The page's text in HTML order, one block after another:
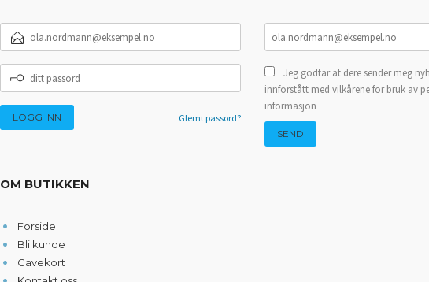
POSTADRESSE
PASSORD
Glemt passord?
OM BUTIKKEN
Forside
Bli kunde
Gavekort
Jeg godtar at dere sender meg
innforstått med vilkårene for bruk av
informasjon